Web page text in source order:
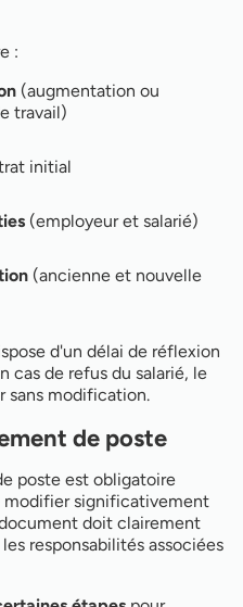
:
(augmentation ou
travail)
initial
(employeur et salarié)
(ancienne et nouvelle
d'un délai de réflexion
cas de refus du salarié, le
sans modification.
de poste
poste est obligatoire
modifier significativement
doit clairement
responsabilités associées